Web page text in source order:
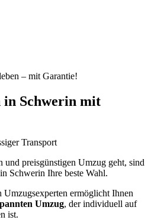
– mit Garantie!
in Schwerin mit
Transport
und preisgünstigen Umzug geht, sind
Schwerin Ihre beste Wahl.
Umzugsexperten ermöglicht Ihnen
Umzug, der individuell auf
ist.